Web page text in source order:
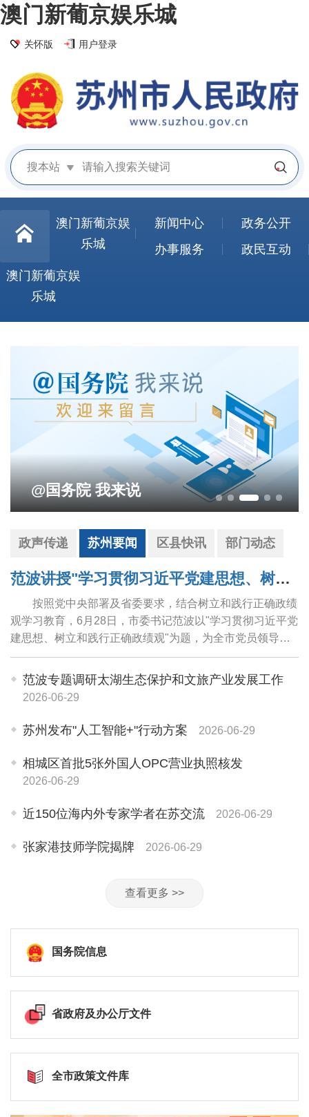
澳门新葡京娱乐城
关怀版 用户登录
搜本站
澳门新葡京娱
乐城
新闻中心
政务公开
办事服务
政民互动
澳门新葡京娱
乐城
@国务院 我来说
政声传递 苏州要闻 区县快讯 部门动态
范波讲授"学习贯彻习近平党建思想、树立和践行正确政绩观"专题党课
按照党中央部署及省委要求，结合树立和践行正确政绩
观学习教育，6月28日，市委书记范波以"学习贯彻习近平党
建思想、树立和践行正确政绩观"为题，为全市党员领导干
部讲授专题党课。他强调，要坚持用习近平党建思想武装头
脑、指导实践、推动工作，牢固树立和践...
范波专题调研太湖生态保护和文旅产业发展工作
2026-06-29
苏州发布"人工智能+"行动方案 2026-06-29
相城区首批5张外国人OPC营业执照核发
2026-06-29
近150位海内外专家学者在苏交流 2026-06-29
张家港技师学院揭牌 2026-06-29
查看更多 >>
国务院信息
省政府及办公厅文件
全市政策文件库